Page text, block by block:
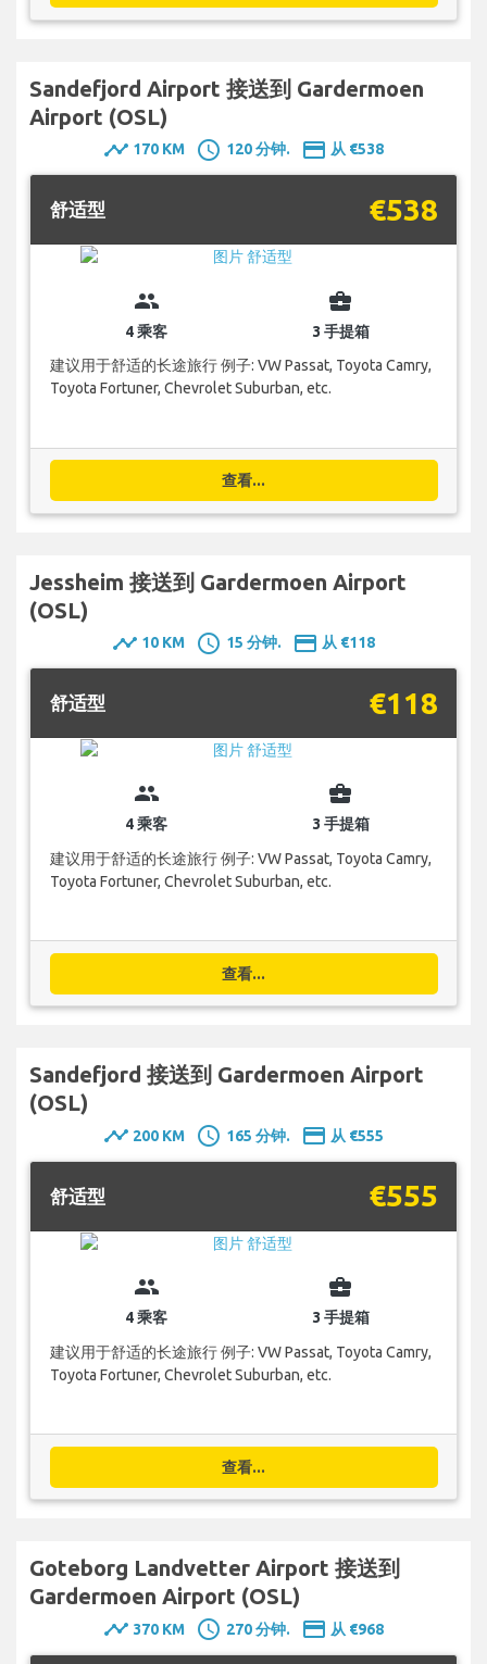
Sandefjord Airport 接送到 Gardermoen
Airport (OSL)
timeline 170 KM schedule 120 分钟. payment 从 €538
舒适型 €538
group
4 乘客
business_center
3 手提箱
建议用于舒适的长途旅行 例子: VW Passat, Toyota Camry,
Toyota Fortuner, Chevrolet Suburban, etc.
查看...
Jessheim 接送到 Gardermoen Airport
(OSL)
timeline 10 KM schedule 15 分钟. payment 从 €118
舒适型 €118
group
4 乘客
business_center
3 手提箱
建议用于舒适的长途旅行 例子: VW Passat, Toyota Camry,
Toyota Fortuner, Chevrolet Suburban, etc.
查看...
Sandefjord 接送到 Gardermoen Airport
(OSL)
timeline 200 KM schedule 165 分钟. payment 从 €555
舒适型 €555
group
4 乘客
business_center
3 手提箱
建议用于舒适的长途旅行 例子: VW Passat, Toyota Camry,
Toyota Fortuner, Chevrolet Suburban, etc.
查看...
Goteborg Landvetter Airport 接送到
Gardermoen Airport (OSL)
timeline 370 KM schedule 270 分钟. payment 从 €968